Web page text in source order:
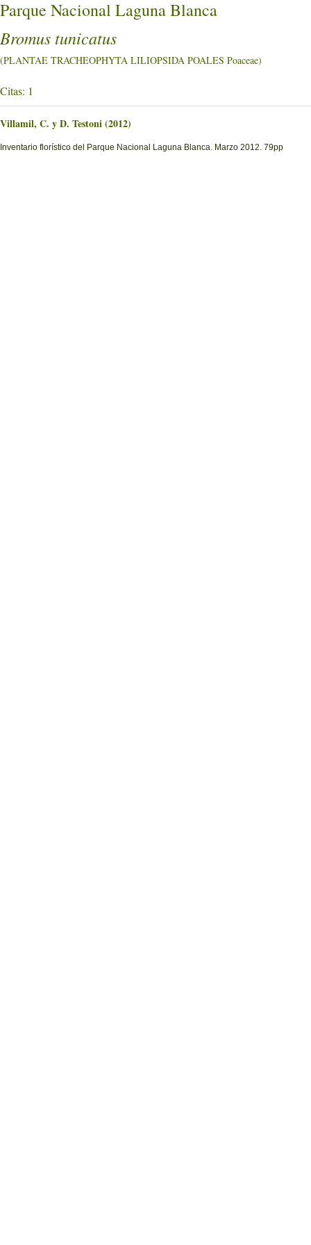
Parque Nacional Laguna Blanca
Bromus tunicatus
(PLANTAE TRACHEOPHYTA LILIOPSIDA POALES Poaceae)
Citas: 1
Villamil, C. y D. Testoni (2012)
Inventario florístico del Parque Nacional Laguna Blanca. Marzo 2012. 79pp